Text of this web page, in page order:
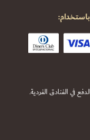
في الفنادق الفردية.